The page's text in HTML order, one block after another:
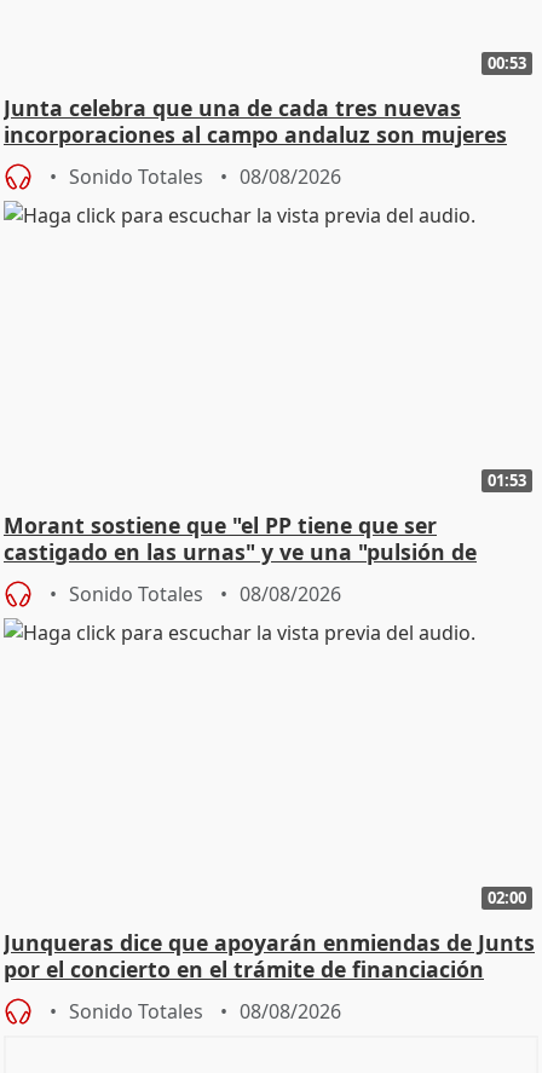
00:53
Junta celebra que una de cada tres nuevas
incorporaciones al campo andaluz son mujeres
jóvenes
Sonido Totales 08/08/2026
01:53
Morant sostiene que "el PP tiene que ser
castigado en las urnas" y ve una "pulsión de
cambio"
Sonido Totales 08/08/2026
02:00
Junqueras dice que apoyarán enmiendas de Junts
por el concierto en el trámite de financiación
Sonido Totales 08/08/2026